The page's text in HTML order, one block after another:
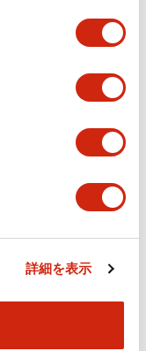
詳細を表示
ニット（日本語）
A6・LW シリーズ
／A6／LWシリー